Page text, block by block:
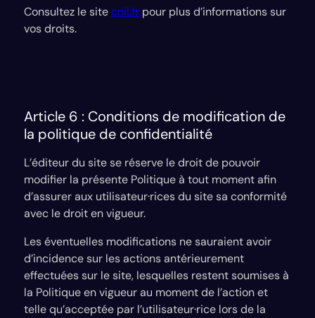
Consultez le sitecnil.fr pour plus d’informations sur
vos droits.
Article 6 : Conditions de modification de
la politique de confidentialité
L’éditeur du site se réserve le droit de pouvoir
modifier la présente Politique à tout moment afin
d’assurer aux utilisateur·rices du site sa conformité
avec le droit en vigueur.
Les éventuelles modifications ne sauraient avoir
d’incidence sur les actions antérieurement
effectuées sur le site, lesquelles restent soumises à
la Politique en vigueur au moment de l’action et
telle qu’acceptée par l’utilisateur·rice lors de la